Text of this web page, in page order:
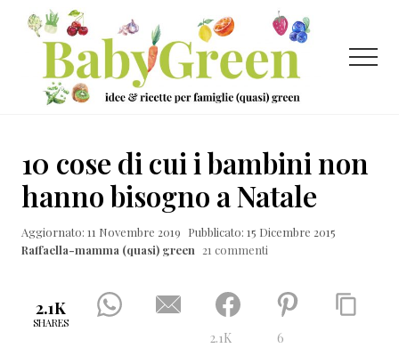
Menu
Passa
contenuto
principale
Passa
laterale
primaria
Passa
ricette
per
famiglie
Menu
10 cose di cui i bambini non
hanno bisogno a Natale
Aggiornato: 11 Novembre 2019 Pubblicato: 15 Dicembre 2015
Raffaella-mamma (quasi) green 21 commenti
2.1K
SHARES
2.1K 6